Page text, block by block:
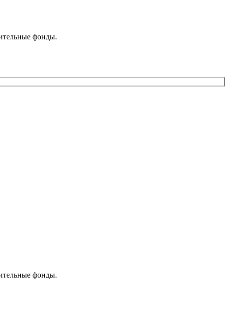
фонды.
фонды.